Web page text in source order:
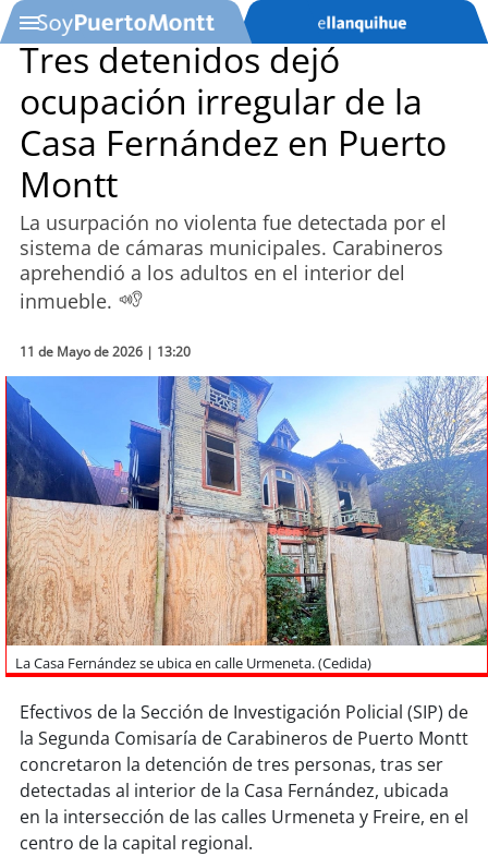
SOYTV
Podcast
Actualidad
Entretención
Economía
Tecnología
Sostenibilidad
soychile
soyarica
soyiquique
soycalama
soyantofagasta
soycopiapó
Tres detenidos dejó
ocupación irregular de la
Casa Fernández en Puerto
Montt
La usurpación no violenta fue detectada por el
sistema de cámaras municipales. Carabineros
aprehendió a los adultos en el interior del
inmueble.
11 de Mayo de 2026 | 13:20
La Casa Fernández se ubica en calle Urmeneta. (Cedida)
Efectivos de la Sección de Investigación Policial (SIP) de
la Segunda Comisaría de Carabineros de Puerto Montt
concretaron la detención de tres personas, tras ser
detectadas al interior de la Casa Fernández, ubicada
en la intersección de las calles Urmeneta y Freire, en el
centro de la capital regional.